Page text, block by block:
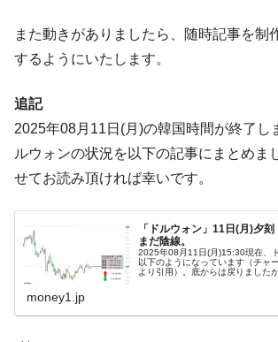
する差別。許してはおかぬ
『Money1』
韓国ボンクラ政策室長･金容
『Money1』
業績「史上最高益」当期純利益は前年同期
『Money1』
韓国･加徳島新国際空港「
機 ⇒ 10.7兆では損が出るからできない。
日(水)もサイドカー・サーキットブレイカ
発動！
『Money1』
IT産業は人を雇用する効果
半分未満しか雇用を生まない
『Money1』
韓国「株式市場が賭博場の
また動きがありましたら、随時記事を制
するようにいたします。
追記
2025年08月11日(月)の韓国時間が終了し
ルウォンの状況を以下の記事にまとめま
せてお読み頂ければ幸いです。
「ドルウォン」11日(月)夕刻
まだ陰線。
2025年08月11日(月)15:30現在、
以下のようになっています（チャ
より引用）。底からは戻りました
money1.jp